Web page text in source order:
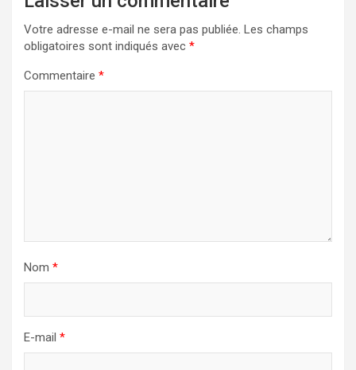
Votre adresse e-mail ne sera pas publiée. Les champs
obligatoires sont indiqués avec *
Commentaire *
Nom *
E-mail *